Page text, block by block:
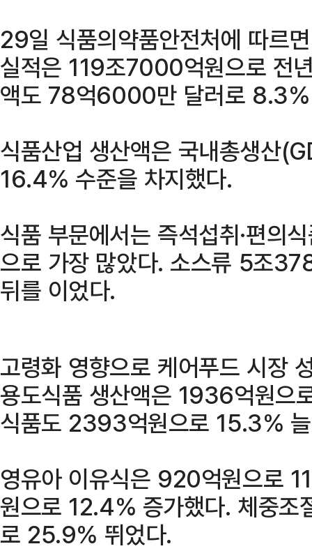
29일 식품의약품안전처에 따르
실적은 119조7000억원으로 전
액도 78억6000만 달러로 8.3%
식품산업 생산액은 국내총생산
16.4% 수준을 차지했다.
식품 부문에서는 즉석섭취·편의
으로 가장 많았다. 소스류 5조
뒤를 이었다.
고령화 영향으로 케어푸드 시장
용도식품 생산액은 1936억원으
식품도 2393억원으로 15.3%
영유아 이유식은 920억원으로
원으로 12.4% 증가했다. 체중
로 25.9% 뛰었다.